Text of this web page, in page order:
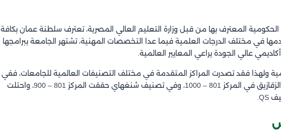
المعترف بها من قبل وزارة التعليم العالي المصرية، تعترف سلطنة عمان بكافة
في مختلف الدرجات العلمية فيما عدا التخصصات المهنية، تشتهر الجامعة ببرامجها
عالي الجودة يراعي المعايير العالمية.
ولهذا فقد تصدرت المراكز المتقدمة في مختلف التصنيفات العالمية للجامعات، ففي
تصنيف التايمز جاءت جامعة الزقازيق في المركز 801 – 1000، وفي تصنيف شنغهاي حققت المركز 801 – 900، واحتلت